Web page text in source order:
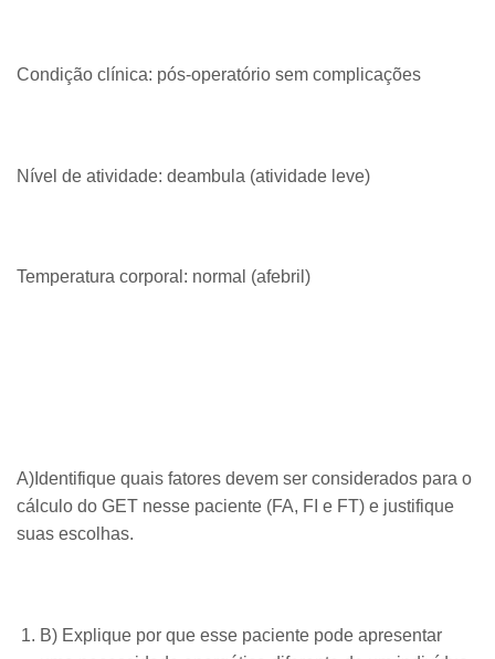
Condição clínica: pós-operatório sem complicações
Nível de atividade: deambula (atividade leve)
Temperatura corporal: normal (afebril)
A)Identifique quais fatores devem ser considerados para o
cálculo do GET nesse paciente (FA, FI e FT) e justifique
suas escolhas.
B) Explique por que esse paciente pode apresentar